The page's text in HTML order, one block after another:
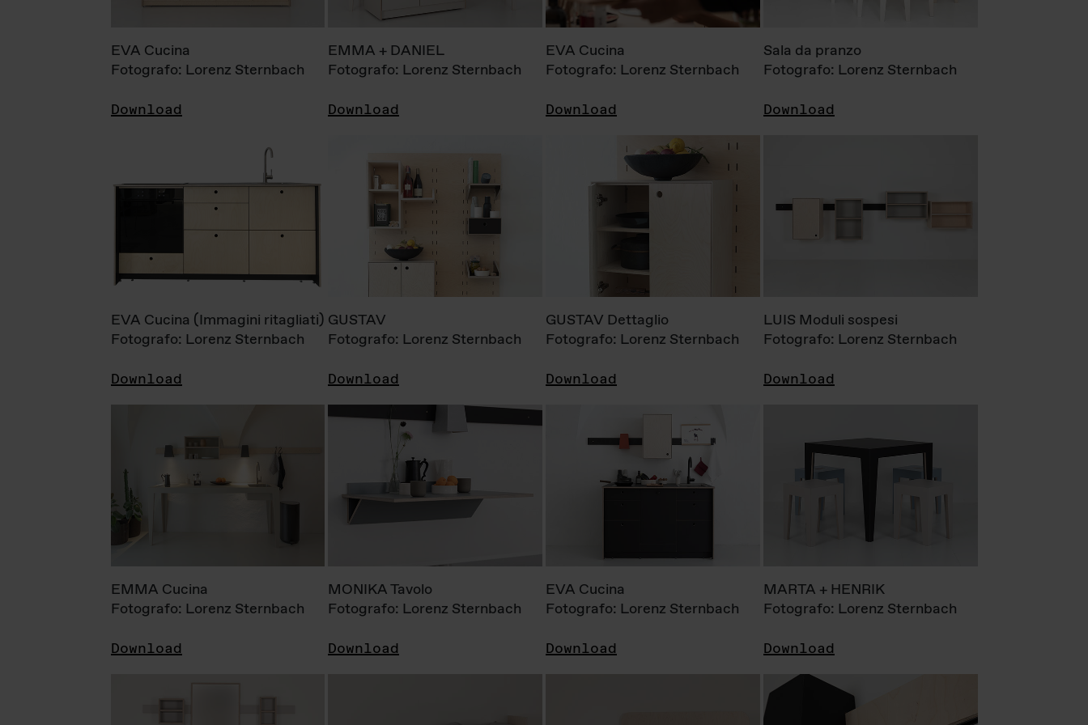
EVA Cucina
Fotografo: Lorenz Sternbach
Download
EMMA + DANIEL
Fotografo: Lorenz Sternbach
Download
EVA Cucina
Fotografo: Lorenz Sternbach
Download
Sala da pranzo
Fotografo: Lorenz Sternbach
Download
EVA Cucina (Immagini ritagliati)
Fotografo: Lorenz Sternbach
Download
GUSTAV
Fotografo: Lorenz Sternbach
Download
GUSTAV Dettaglio
Fotografo: Lorenz Sternbach
Download
LUIS Moduli sospesi
Fotografo: Lorenz Sternbach
Download
EMMA Cucina
Fotografo: Lorenz Sternbach
Download
MONIKA Tavolo
Fotografo: Lorenz Sternbach
Download
EVA Cucina
Fotografo: Lorenz Sternbach
Download
MARTA + HENRIK
Fotografo: Lorenz Sternbach
Download